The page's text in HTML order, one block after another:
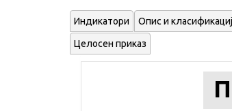
Индикатори Опис и
Целосен приказ